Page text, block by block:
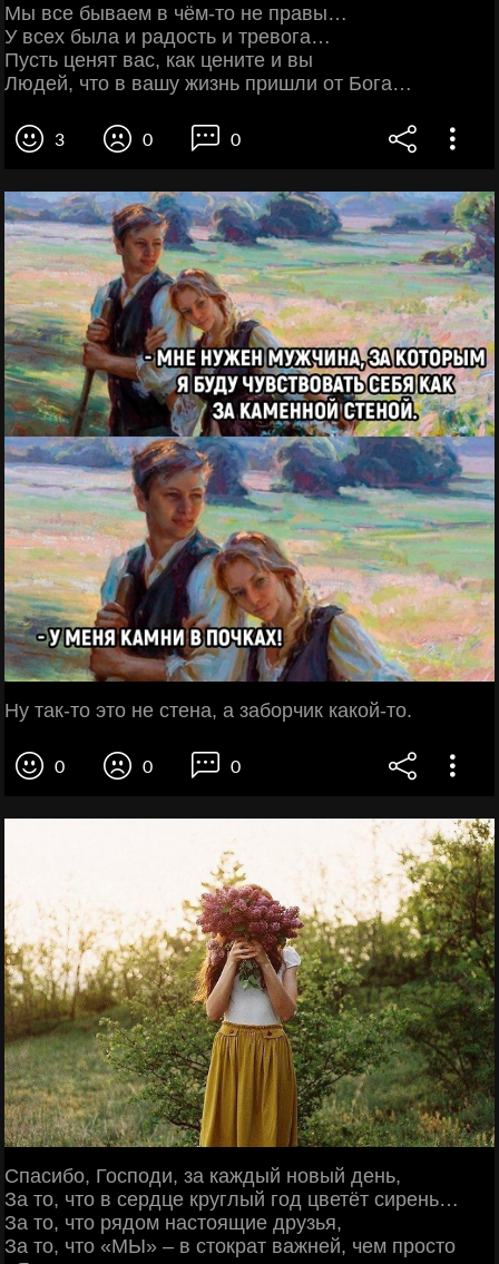
Мы все бываем в чём-то не правы…
У всех была и радость и тревога…
Пусть ценят вас, как цените и вы
Людей, что в вашу жизнь пришли от Бога…
3 0 0
Ну так-то это не стена, а заборчик какой-то.
0 0 0
Спасибо, Господи, за каждый новый день,
За то, что в сердце круглый год цветёт сирень…
За то, что рядом настоящие друзья,
За то, что «МЫ» – в стократ важней, чем просто